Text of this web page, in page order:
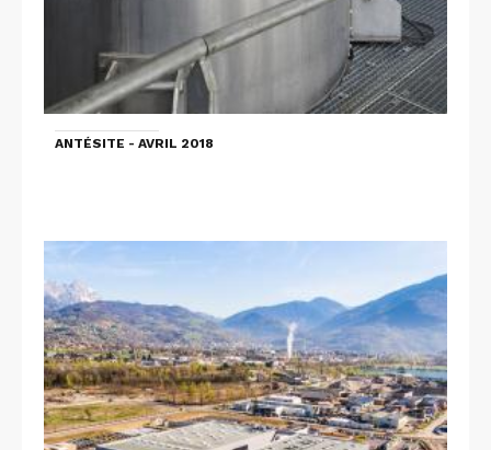
ANTÉSITE - AVRIL 2018